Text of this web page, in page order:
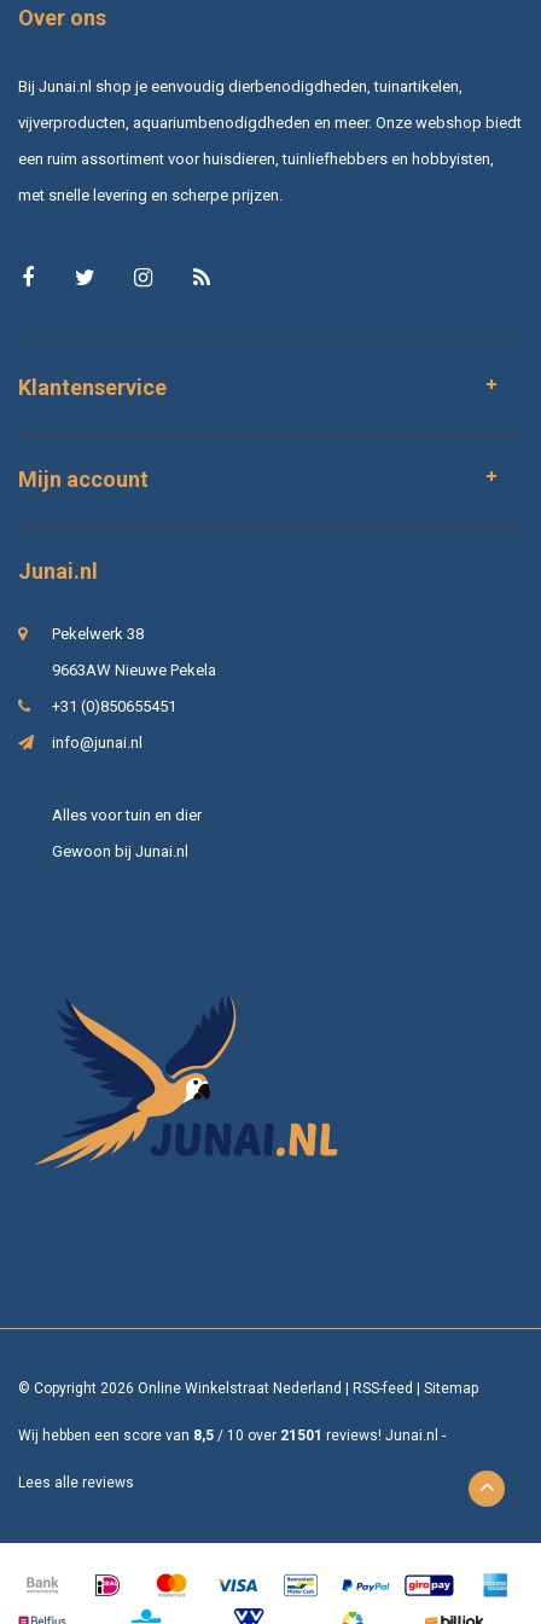
Over ons
Bij Junai.nl shop je eenvoudig dierbenodigdheden, tuinartikelen,
vijverproducten, aquariumbenodigdheden en meer. Onze webshop biedt
een ruim assortiment voor huisdieren, tuinliefhebbers en hobbyisten,
met snelle levering en scherpe prijzen.
Klantenservice
Mijn account
Junai.nl
Pekelwerk 38
9663AW Nieuwe Pekela
+31 (0)850655451
info@junai.nl
Alles voor tuin en dier
Gewoon bij Junai.nl
© Copyright 2026 Online Winkelstraat Nederland | RSS-feed | Sitemap
Wij hebben een score van 8,5 / 10 over 21501 reviews! Junai.nl -
Lees alle reviews